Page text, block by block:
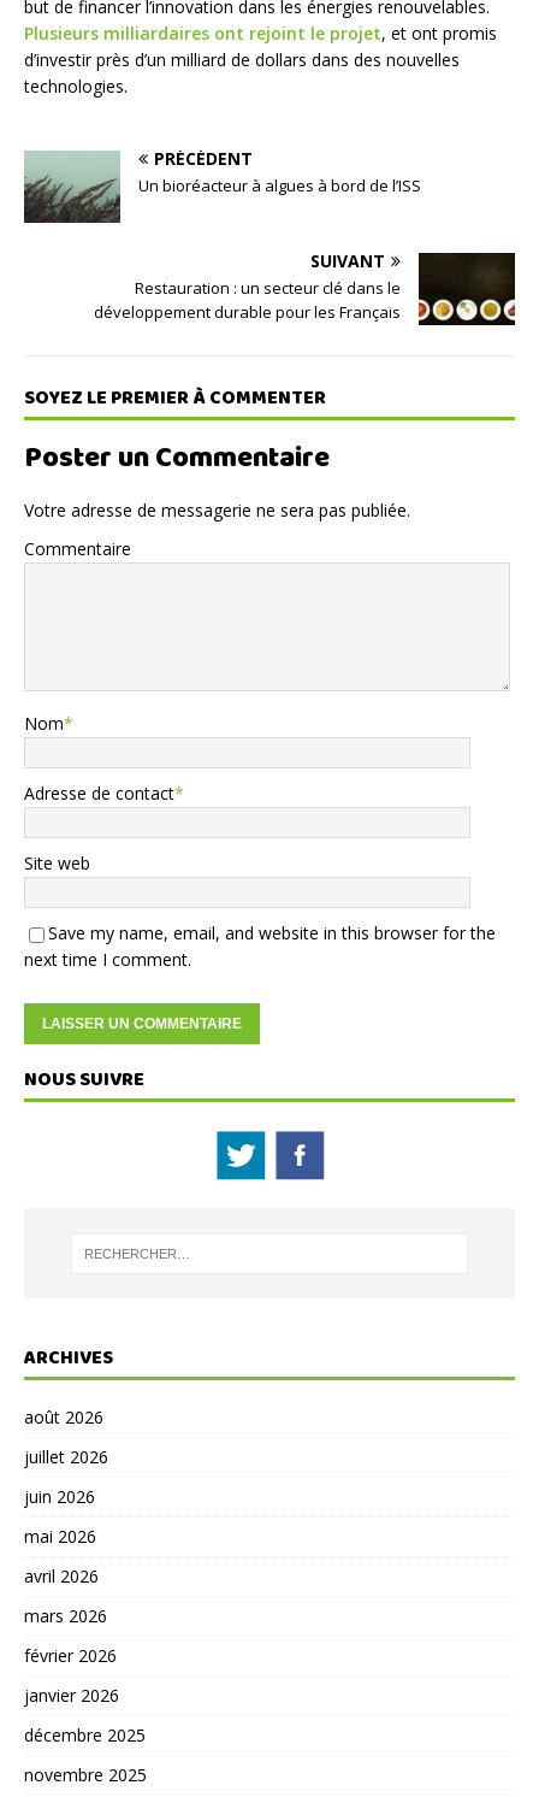
but de financer l’innovation dans les énergies renouvelables.
Plusieurs milliardaires ont rejoint le projet, et ont promis
d’investir près d’un milliard de dollars dans des nouvelles
technologies.
PRÉCÉDENT
Un bioréacteur à algues à bord de l’ISS
SUIVANT
Restauration : un secteur clé dans le
développement durable pour les Français
SOYEZ LE PREMIER À COMMENTER
Poster un Commentaire
Votre adresse de messagerie ne sera pas publiée.
Commentaire
Nom*
Adresse de contact*
Site web
Save my name, email, and website in this browser for the
next time I comment.
NOUS SUIVRE
ARCHIVES
août 2026
juillet 2026
juin 2026
mai 2026
avril 2026
mars 2026
février 2026
janvier 2026
décembre 2025
novembre 2025